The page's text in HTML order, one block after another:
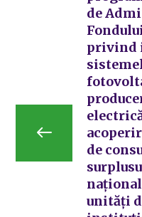
de
privind
de
unităţi